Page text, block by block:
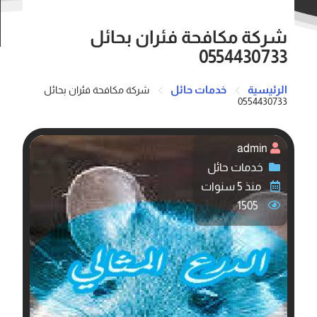
شركة مكافحة فئران بحائل
0554430733
الرئيسية خدمات حائل
شركة مكافحة فئران بحائل
0554430733
admin
خدمات حائل
منذ 5 سنوات